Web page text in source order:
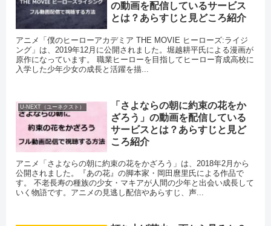
の動画を配信しているサービス
とは？あらすじと見どころ紹介
アニメ「僕のヒーローアカデミア THE MOVIE ヒーローズ:ライジ
ング」は、2019年12月に公開されました。堀越耕平氏による漫画が
原作になっています。 職業ヒーローを目指してヒーロー育成高校に
入学した少年少女の成長と活躍を描...
U-NEXT（ユーネクスト）
「さよならの朝に約束の花をか
ざろう」の動画を配信している
サービスとは？あらすじと見ど
ころ紹介
アニメ「さよならの朝に約束の花をかざろう」は、2018年2月から
公開されました。『あの花』の脚本家・岡田麿里氏による作品で
す。 不老長寿の種族の少女・マキアが人間の少年と出会い成長して
いく物語です。アニメの見逃し配信やあらすじ、声...